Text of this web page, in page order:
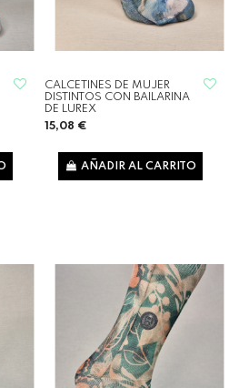
CALCETINES DE MUJER
DISTINTOS CON BAILARINA
DE LUREX
15,08 €
AÑADIR AL CARRITO